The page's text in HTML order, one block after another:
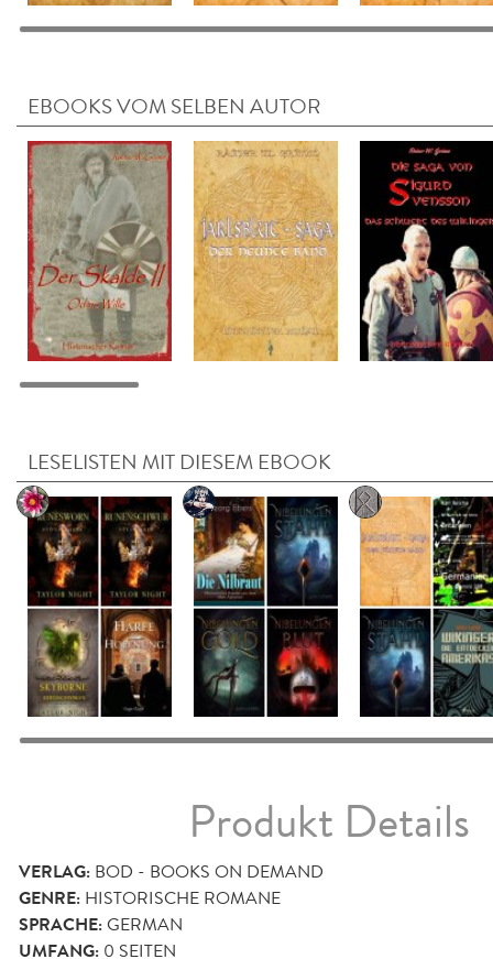
EBOOKS VOM SELBEN AUTOR
LESELISTEN MIT DIESEM EBOOK
Produkt Details
VERLAG: BOD - BOOKS ON DEMAND
GENRE: HISTORISCHE ROMANE
SPRACHE:GERMAN
UMFANG: 0 SEITEN